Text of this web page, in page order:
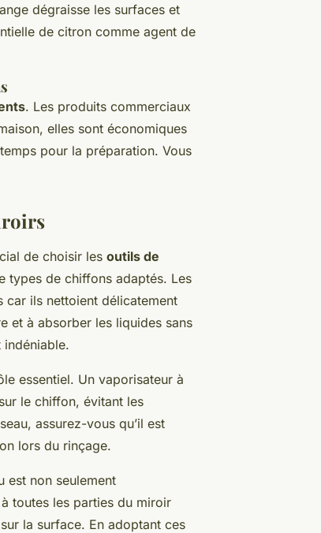
dégraisse les surfaces et
de citron comme agent de
. Les produits commerciaux
elles sont économiques
pour la préparation. Vous
de choisir les outils de
types de chiffons adaptés. Les
ils nettoient délicatement
et à absorber les liquides sans
essentiel. Un vaporisateur à
le chiffon, évitant les
assurez-vous qu’il est
lors du rinçage.
est non seulement
toutes les parties du miroir
la surface. En adoptant ces